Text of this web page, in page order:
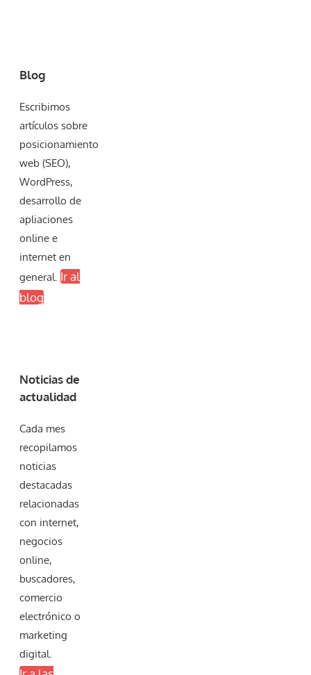
Blog
Escribimos
artículos sobre
posicionamiento
web (SEO),
WordPress,
desarrollo de
apliaciones
online e
internet en
general. Ir al
blog
Noticias de
actualidad
Cada mes
recopilamos
noticias
destacadas
relacionadas
con internet,
negocios
online,
buscadores,
comercio
electrónico o
marketing
digital.